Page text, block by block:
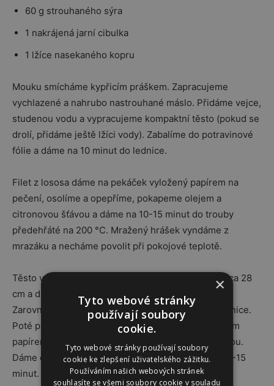
60 g strouhaného sýra
1 nakrájená jarní cibulka
1 lžíce nasekaného kopru
Mouku smícháme kypřicím práškem. Zapracujeme
vychlazené a nahrubo nastrouhané máslo. Přidáme vejce,
studenou vodu a vypracujeme kompaktní těsto (pokud se
drolí, přidáme ještě lžíci vody). Zabalíme do potravinové
fólie a dáme na 10 minut do lednice.
Filet z lososa dáme na pekáček vyložený papírem na
pečení, osolíme a opepříme, pokapeme olejem a
citronovou šťávou a dáme na 10-15 minut do trouby
předehřáté na 200 °C. Mražený hrášek vyndáme z
mrazáku a necháme povolit při pokojové teplotě.
Těsto vyndáme a rozválíme na placku o průměru cca 28
cm a dáme ji do formy na koláč o průměru 25 cm.
Zarovnáme okraje a dáme ještě na 30 minut do lednice.
Poté propíchneme těsto vidličkou, přikryjeme dalším
papírem na pečení a zatižíme žáruvzdornou nádobou.
Dáme do trouby předehřáté na 200°C a pečeme 12-15
minut. Pak vyndáme a teplotu snižte na 160 °C.
×
Tyto webové stránky
používají soubory
cookie.
Tyto webové stránky používají soubory
cookie ke zlepšení uživatelského zážitku.
Používáním našich webových stránek
souhlasíte se všemi soubory cookie v souladu